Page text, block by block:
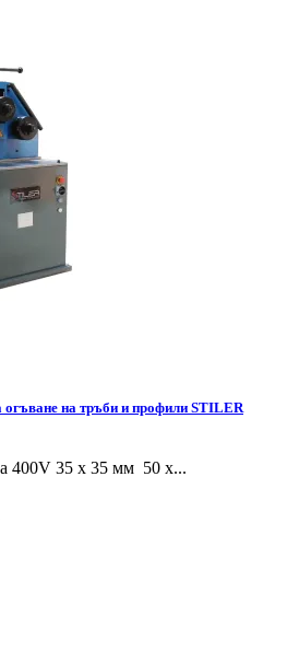
на тръби и профили STILER
400V 35 х 35 мм 50 x...